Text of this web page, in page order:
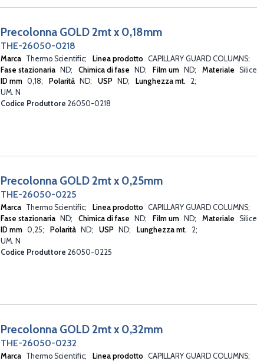
Precolonna GOLD 2mt x 0,18mm
THE-26050-0218
Marca Thermo Scientific Linea prodotto CAPILLARY GUARD COLUMNS
Fase stazionaria
ND Chimica di fase ND Film um ND Materiale Silice
ID mm 0,18 Polarità ND USP ND Lunghezza mt.
2
UM. N
Codice Produttore 26050-0218
Precolonna GOLD 2mt x 0,25mm
THE-26050-0225
Marca Thermo Scientific Linea prodotto CAPILLARY GUARD COLUMNS
Fase stazionaria
ND Chimica di fase ND Film um ND Materiale Silice
ID mm 0,25 Polarità ND USP ND Lunghezza mt.
2
UM. N
Codice Produttore 26050-0225
Precolonna GOLD 2mt x 0,32mm
THE-26050-0232
Marca Thermo Scientific Linea prodotto CAPILLARY GUARD COLUMNS